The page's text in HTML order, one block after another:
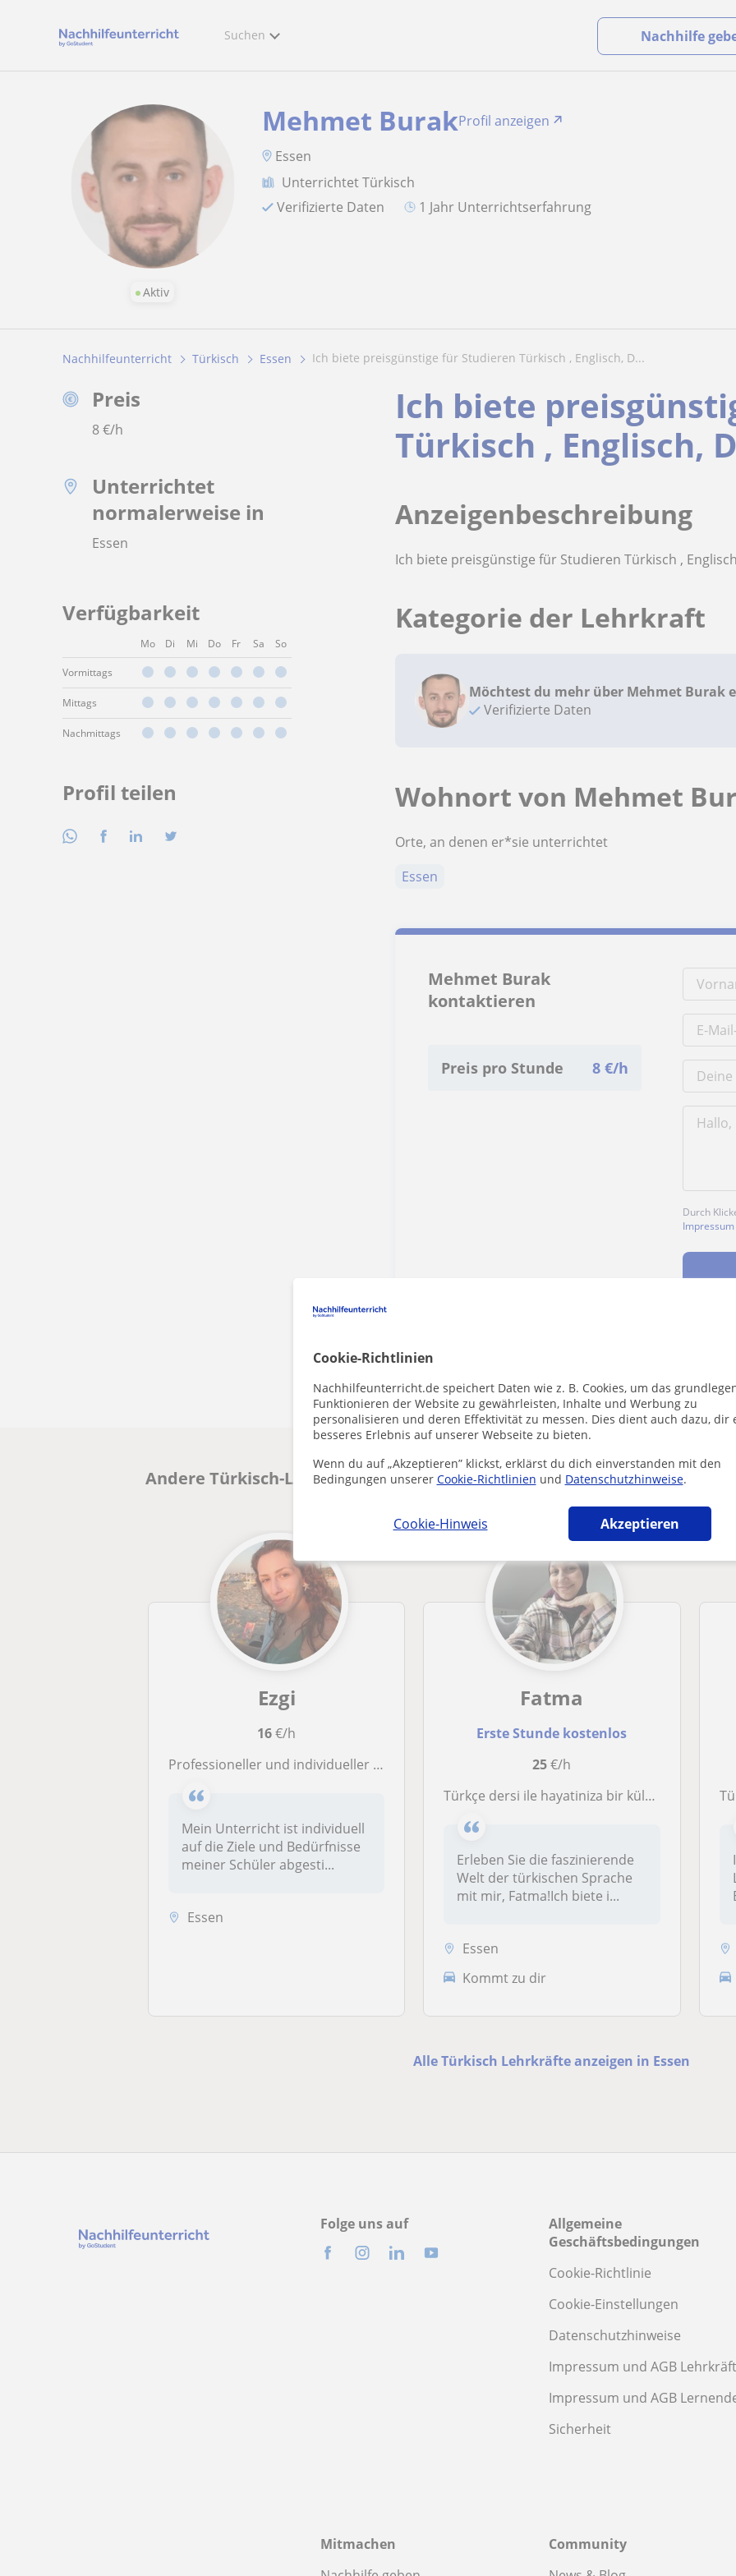
Cookie-Richtlinien
Nachhilfeunterricht.de speichert Daten wie z. B. Cookies, um das
Funktionieren der Website zu gewährleisten, Inhalte und Werbung zu
personalisieren und deren Effektivität zu messen. Dies dient auch dazu, dir
besseres Erlebnis auf unserer Webseite zu bieten.
Wenn du auf „Akzeptieren” klickst, erklärst du dich einverstanden mit den
Bedingungen unserer Cookie-Richtlinien und Datenschutzhinweise.
Cookie-Hinweis Akzeptieren
Suchen Nachhilfe
Aktiv
Mehmet BurakProfil anzeigen
Essen
Unterrichtet Türkisch
Verifizierte Daten
1 Jahr Unterrichtserfahrung
Nachhilfeunterricht Türkisch Essen Ich biete preisgünstige für Studieren Türkisch , Englisch, D...
Preis
8€/h
Unterrichtet
normalerweise in
Essen
Verfügbarkeit
Mo Di Mi Do Fr Sa So
Vormittags
Mittags
Nachmittags
Profil teilen
Ich biete
Türkisch , Englisch,
Anzeigenbeschreibung
Ich biete preisgünstige für Studieren Türkisch ,
Kategorie der Lehrkraft
Möchtest du mehr über Mehmet Burak
Verifizierte Daten
Wohnort von Mehmet
Orte, an denen er*sie unterrichtet
Essen
Mehmet Burak
kontaktieren
Preis pro Stunde 8 €/h
Durch
Impressum
Enthält dieses Profil einen Fehler?
Andere Türkisch-Lehrkräfte in Essen die dich interessieren könnten
Ezgi
16€/h
Professioneller und individueller Türkischunterricht für alle Niveaus von einer studierten Lehrkraft
Mein Unterricht ist individuell
auf die Ziele und Bedürfnisse
meiner Schüler abgesti...
Essen
Fatma
Erste Stunde kostenlos
25€/h
Türkçe dersi ile hayatiniza bir kültür daha katin
Erleben Sie die faszinierende
Welt der türkischen Sprache
mit mir, Fatma!Ich biete i...
Essen
Kommt zu dir
Alle Türkisch Lehrkräfte anzeigen in Essen
Folge uns auf
Allgemeine
Geschäftsbedingungen
Cookie-Richtlinie
Cookie-Einstellungen
Datenschutzhinweise
Impressum und AGB
Impressum und AGB
Sicherheit
Mitmachen
Community